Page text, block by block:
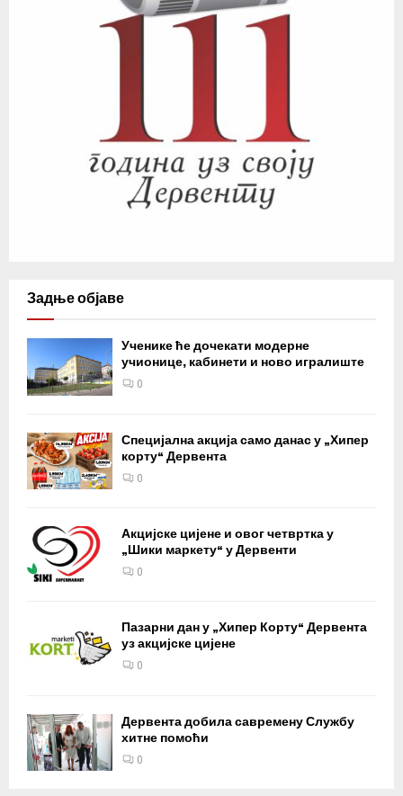
Задње објаве
Ученике ће дочекати модерне
учионице, кабинети и ново игралиште
0
Специјална акција само данас у „Хипер
корту“ Дервента
0
Акцијске цијене и овог четвртка у
„Шики маркету“ у Дервенти
0
Пазарни дан у „Хипер Корту“ Дервента
уз акцијске цијене
0
Дервента добила савремену Службу
хитне помоћи
0